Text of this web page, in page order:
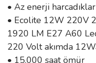
• Az enerji
• Ecolite 12W 220V
1920 LM E27 A60
220 Volt akımda
• 15.000 saat ömür